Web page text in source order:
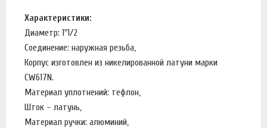
Характеристики:
Диаметр: 1"1/2
Соединение: наружная резьба,
Корпус изготовлен из никелированной латуни марки
CW617N.
Материал уплотнений: тефлон,
Шток – латунь,
Материал ручки: алюминий,